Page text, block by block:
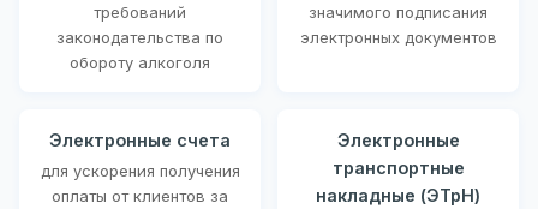
требований
законодательства по
обороту алкоголя
значимого подписания
электронных документов
Электронные счета
для ускорения получения
оплаты от клиентов за
Электронные
транспортные
накладные (ЭТрН)